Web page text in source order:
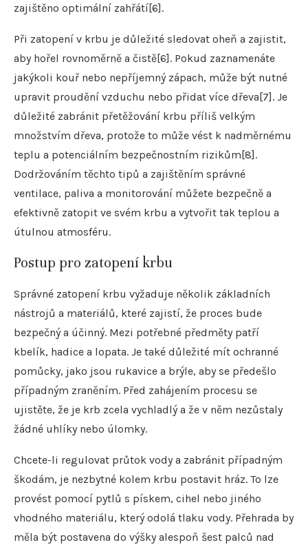
zajištěno optimální zahřátí[6].
Při zatopení v krbu je důležité sledovat oheň a zajistit,
aby hořel rovnoměrně a čistě[6]. Pokud zaznamenáte
jakýkoli kouř nebo nepříjemný zápach, může být nutné
upravit proudění vzduchu nebo přidat více dřeva[7]. Je
důležité zabránit přetěžování krbu příliš velkým
množstvím dřeva, protože to může vést k nadměrnému
teplu a potenciálním bezpečnostním rizikům[8].
Dodržováním těchto tipů a zajištěním správné
ventilace, paliva a monitorování můžete bezpečně a
efektivně zatopit ve svém krbu a vytvořit tak teplou a
útulnou atmosféru.
Postup pro zatopení krbu
Správné zatopení krbu vyžaduje několik základních
nástrojů a materiálů, které zajistí, že proces bude
bezpečný a účinný. Mezi potřebné předměty patří
kbelík, hadice a lopata. Je také důležité mít ochranné
pomůcky, jako jsou rukavice a brýle, aby se předešlo
případným zraněním. Před zahájením procesu se
ujistěte, že je krb zcela vychladlý a že v něm nezůstaly
žádné uhlíky nebo úlomky.
Chcete-li regulovat průtok vody a zabránit případným
škodám, je nezbytné kolem krbu postavit hráz. To lze
provést pomocí pytlů s pískem, cihel nebo jiného
vhodného materiálu, který odolá tlaku vody. Přehrada by
měla být postavena do výšky alespoň šest palců nad